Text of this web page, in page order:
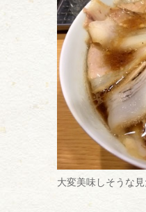
大変美味しそうな